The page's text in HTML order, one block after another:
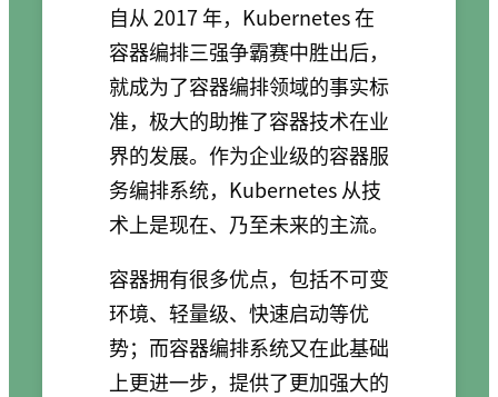
自从 2017 年，Kubernetes 在
容器编排三强争霸赛中胜出后，
就成为了容器编排领域的事实标
准，极大的助推了容器技术在业
界的发展。作为企业级的容器服
务编排系统，Kubernetes 从技
术上是现在、乃至未来的主流。
容器拥有很多优点，包括不可变
环境、轻量级、快速启动等优
势；而容器编排系统又在此基础
上更进一步，提供了更加强大的